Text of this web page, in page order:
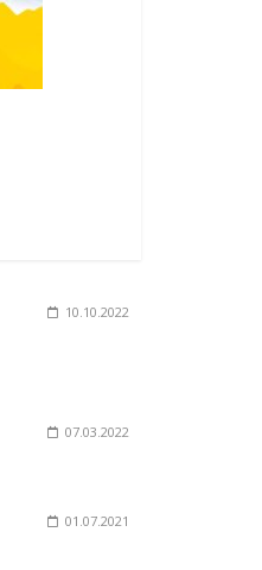
10.10.2022
07.03.2022
01.07.2021